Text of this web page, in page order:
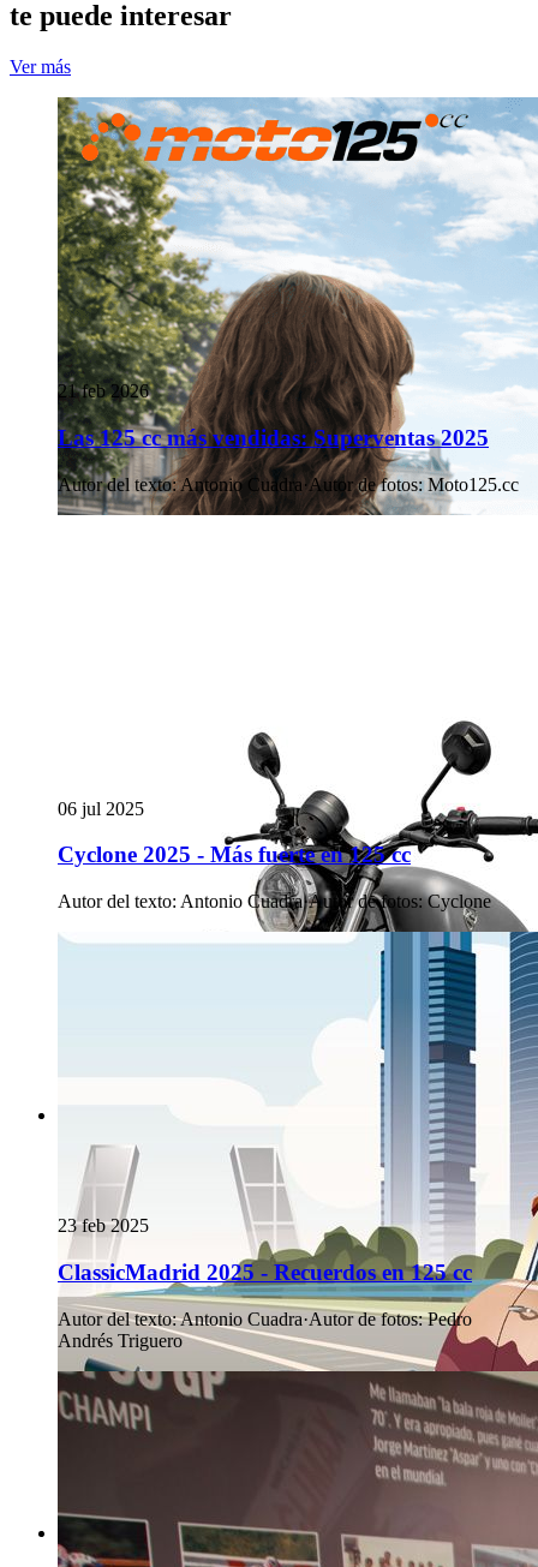
te puede interesar
Ver más
21 feb 2026
Las 125 cc más vendidas: Superventas 2025
Autor del texto:Antonio Cuadra·Autor de fotos: Moto125.cc
06 jul 2025
Cyclone 2025 - Más fuerte en 125 cc
Autor del texto: Antonio Cuadra·Autor de fotos: Cyclone
23 feb 2025
ClassicMadrid 2025 - Recuerdos en 125 cc
Autor del texto:Antonio Cuadra·Autor de fotos: Pedro
Andrés Triguero